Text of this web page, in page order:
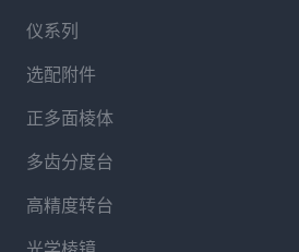
仪系列
选配附件
正多面棱体
多齿分度台
高精度转台